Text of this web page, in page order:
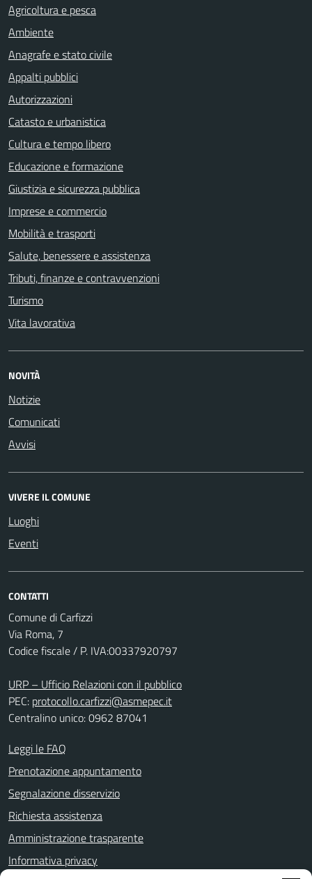
Agricoltura e pesca
Ambiente
Anagrafe e stato civile
Appalti pubblici
Autorizzazioni
Catasto e urbanistica
Cultura e tempo libero
Educazione e formazione
Giustizia e sicurezza pubblica
Imprese e commercio
Mobilità e trasporti
Salute, benessere e assistenza
Tributi, finanze e contravvenzioni
Turismo
Vita lavorativa
NOVITÀ
Notizie
Comunicati
Avvisi
VIVERE IL COMUNE
Luoghi
Eventi
CONTATTI
Comune di Carfizzi
Via Roma, 7
Codice fiscale / P. IVA:00337920797
URP – Ufficio Relazioni con il pubblico
PEC: protocollo.carfizzi@asmepec.it
Centralino unico: 0962 87041
Leggi le FAQ
Prenotazione appuntamento
Segnalazione disservizio
Richiesta assistenza
Amministrazione trasparente
Informativa privacy